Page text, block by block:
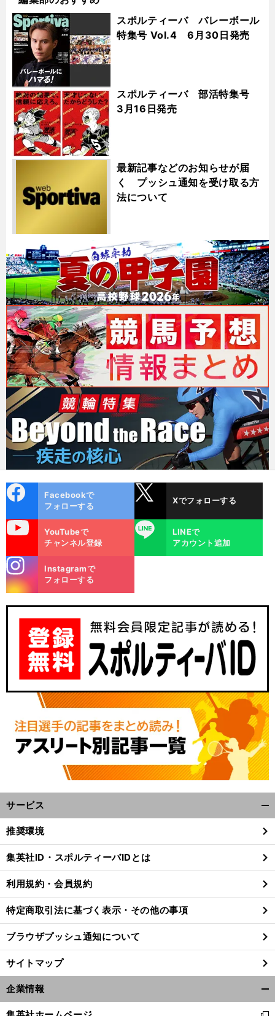
スポルティーバ バレーボール
特集号 Vol.4 6月30日発売
スポルティーバ 部活特集号
3月16日発売
最新記事などのお知らせが届
く プッシュ通知を受け取る方
法について
ok
Facebookで
フォローする
Xでフォローする
YouTubeで
チャンネル登録
LINE
LINEで
アカウント追加
m
Instagramで
フォローする
サービス
閉
る
推奨環境
集英社ID・スポルティーバIDとは
利用規約・会員規約
特定商取引法に基づく表示・その他の事項
ブラウザプッシュ通知について
サイトマップ
企業情報